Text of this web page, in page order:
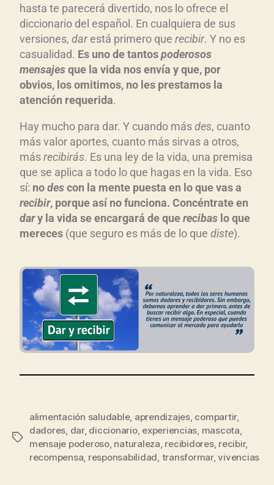
hasta te parecerá divertido, nos lo ofrece el
diccionario del español. En cualquiera de sus
versiones, darestá primero que recibir. Y no es
casualidad. Es uno de tantospoderosos
mensajesque la vida nos envía y que, por
obvios, los omitimos, no les prestamos la
atención requerida.
Hay mucho para dar. Y cuando másdes, cuanto
más valor aportes, cuanto más sirvas a otros,
másrecibirás. Es una ley de la vida, una premisa
que se aplica a todo lo que hagas en la vida. Eso
sí: nodescon la mente puesta en lo que vas a
recibir, porque así no funciona. Concéntrate en
dary la vida se encargará de querecibas lo que
mereces (que seguro es más de lo que diste).
alimentación saludable, aprendizajes, compartir,
dadores dar, diccionario, experiencias mascota
mensaje poderoso, naturaleza recibidores, recibir,
recompensa responsabilidad transformar,vivencias